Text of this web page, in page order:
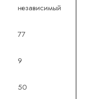
независимый
77
9
50